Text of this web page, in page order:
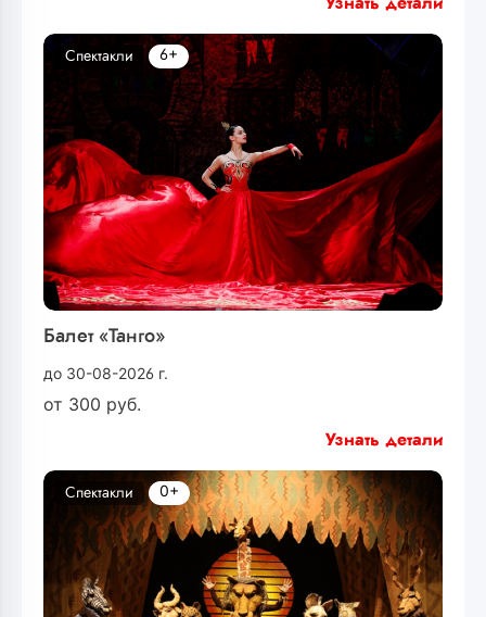
Балет «Танго»
до 30-08-2026 г.
от 300 руб.
Спектакли 6+
Узнать детали
Спектакли 0+